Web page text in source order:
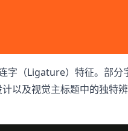
（Ligature）特征。部
以及视觉主标题中的独特